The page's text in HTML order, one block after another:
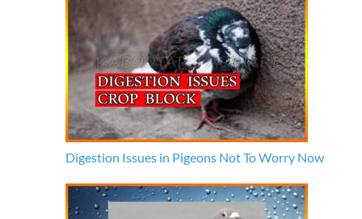
Digestion Issues in Pigeons Not To Worry Now